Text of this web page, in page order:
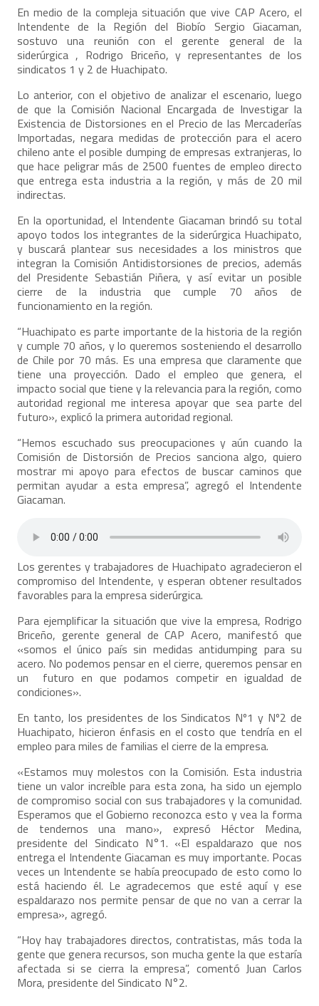
En medio de la compleja situación que vive CAP Acero, el
Intendente de la Región del Biobío Sergio Giacaman,
sostuvo una reunión con el gerente general de la
siderúrgica , Rodrigo Briceño, y representantes de los
sindicatos 1 y 2 de Huachipato.
Lo anterior, con el objetivo de analizar el escenario, luego
de que la Comisión Nacional Encargada de Investigar la
Existencia de Distorsiones en el Precio de las Mercaderías
Importadas, negara medidas de protección para el acero
chileno ante el posible dumping de empresas extranjeras, lo
que hace peligrar más de 2500 fuentes de empleo directo
que entrega esta industria a la región, y más de 20 mil
indirectas.
En la oportunidad, el Intendente Giacaman brindó su total
apoyo todos los integrantes de la siderúrgica Huachipato,
y buscará plantear sus necesidades a los ministros que
integran la Comisión Antidistorsiones de precios, además
del Presidente Sebastián Piñera, y así evitar un posible
cierre de la industria que cumple 70 años de
funcionamiento en la región.
“Huachipato es parte importante de la historia de la región
y cumple 70 años, y lo queremos sosteniendo el desarrollo
de Chile por 70 más. Es una empresa que claramente que
tiene una proyección. Dado el empleo que genera, el
impacto social que tiene y la relevancia para la región, como
autoridad regional me interesa apoyar que sea parte del
futuro», explicó la primera autoridad regional.
“Hemos escuchado sus preocupaciones y aún cuando la
Comisión de Distorsión de Precios sanciona algo, quiero
mostrar mi apoyo para efectos de buscar caminos que
permitan ayudar a esta empresa”, agregó el Intendente
Giacaman.
Los gerentes y trabajadores de Huachipato agradecieron el
compromiso del Intendente, y esperan obtener resultados
favorables para la empresa siderúrgica.
Para ejemplificar la situación que vive la empresa, Rodrigo
Briceño, gerente general de CAP Acero, manifestó que
«somos el único país sin medidas antidumping para su
acero. No podemos pensar en el cierre, queremos pensar en
un futuro en que podamos competir en igualdad de
condiciones».
En tanto, los presidentes de los Sindicatos Nº1 y Nº2 de
Huachipato, hicieron énfasis en el costo que tendría en el
empleo para miles de familias el cierre de la empresa.
«Estamos muy molestos con la Comisión. Esta industria
tiene un valor increíble para esta zona, ha sido un ejemplo
de compromiso social con sus trabajadores y la comunidad.
Esperamos que el Gobierno reconozca esto y vea la forma
de tendernos una mano», expresó Héctor Medina,
presidente del Sindicato N°1. «El espaldarazo que nos
entrega el Intendente Giacaman es muy importante. Pocas
veces un Intendente se había preocupado de esto como lo
está haciendo él. Le agradecemos que esté aquí y ese
espaldarazo nos permite pensar de que no van a cerrar la
empresa», agregó.
“Hoy hay trabajadores directos, contratistas, más toda la
gente que genera recursos, son mucha gente la que estaría
afectada si se cierra la empresa”, comentó Juan Carlos
Mora, presidente del Sindicato N°2.